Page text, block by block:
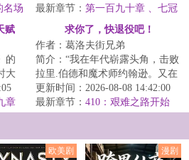
名场
不可...
最新章节： 第一百九十章 、七冠
王【大结局】
赋
的
大
个
章
求你了，快退役吧！
作者：葛洛夫街兄弟
简介：“我在年代崭露头角，击败
拉里.伯德和魔术师约翰逊。又在
年代统治一切，压制了迈克尔.乔
丹和查尔斯...
更新时间：2026-08-08 14:42:00
最新章节： 410：艰难之路开始
欧美剧 漫剧